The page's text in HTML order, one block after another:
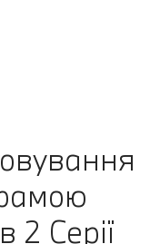
2 Серії